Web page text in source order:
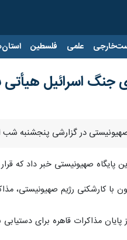
علمی فلسطین
جنگ اسرائیل هیأتی